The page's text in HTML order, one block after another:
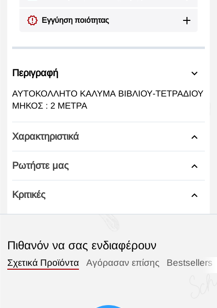
Εγγύηση ποιότητας
Περιγραφή
ΑΥΤΟΚΟΛΛΗΤΟ ΚΑΛΥΜΑ ΒΙΒΛΙΟΥ-ΤΕΤΡΑΔΙΟΥ
ΜΗΚΟΣ : 2 ΜΕΤΡΑ
Χαρακτηριστικά
Ρωτήστε μας
Κριτικές
Πιθανόν να σας ενδιαφέρουν
Σχετικά Προϊόντα Αγόρασαν επίσης Bestsellers